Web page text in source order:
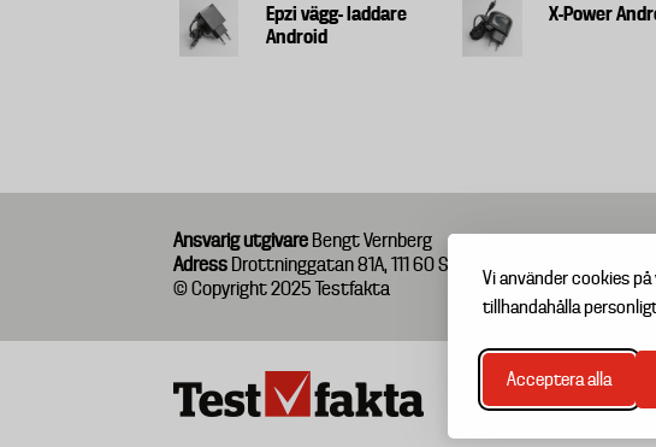
Vi använder cookies
tillhandahålla
Acceptera alla
Epzi vägg- laddare
Android
X-Power
Ansvarig utgivare Bengt Vernberg
Adress Drottninggatan 81A, 111 60 Stockholm
© Copyright 2025 Testfakta